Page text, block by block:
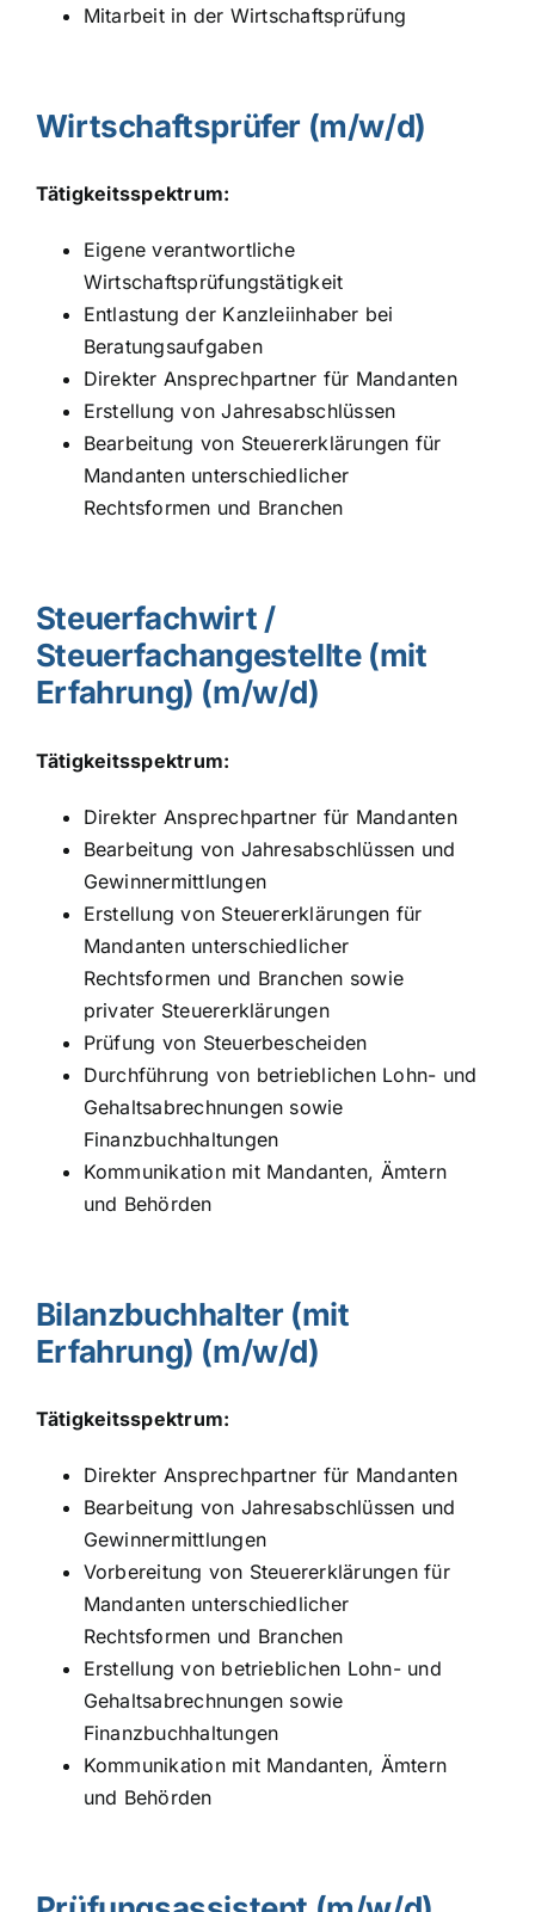
Mitarbeit in der Wirtschaftsprüfung
Wirtschaftsprüfer (m/w/d)
Tätigkeitsspektrum:
Eigene verantwortliche
Wirtschaftsprüfungstätigkeit
Entlastung der Kanzleiinhaber bei
Beratungsaufgaben
Direkter Ansprechpartner für Mandanten
Erstellung von Jahresabschlüssen
Bearbeitung von Steuererklärungen für
Mandanten unterschiedlicher
Rechtsformen und Branchen
Steuerfachwirt /
Steuerfachangestellte (mit
Erfahrung) (m/w/d)
Tätigkeitsspektrum:
Direkter Ansprechpartner für Mandanten
Bearbeitung von Jahresabschlüssen und
Gewinnermittlungen
Erstellung von Steuererklärungen für
Mandanten unterschiedlicher
Rechtsformen und Branchen sowie
privater Steuererklärungen
Prüfung von Steuerbescheiden
Durchführung von betrieblichen Lohn- und
Gehaltsabrechnungen sowie
Finanzbuchhaltungen
Kommunikation mit Mandanten, Ämtern
und Behörden
Bilanzbuchhalter (mit
Erfahrung) (m/w/d)
Tätigkeitsspektrum:
Direkter Ansprechpartner für Mandanten
Bearbeitung von Jahresabschlüssen und
Gewinnermittlungen
Vorbereitung von Steuererklärungen für
Mandanten unterschiedlicher
Rechtsformen und Branchen
Erstellung von betrieblichen Lohn- und
Gehaltsabrechnungen sowie
Finanzbuchhaltungen
Kommunikation mit Mandanten, Ämtern
und Behörden